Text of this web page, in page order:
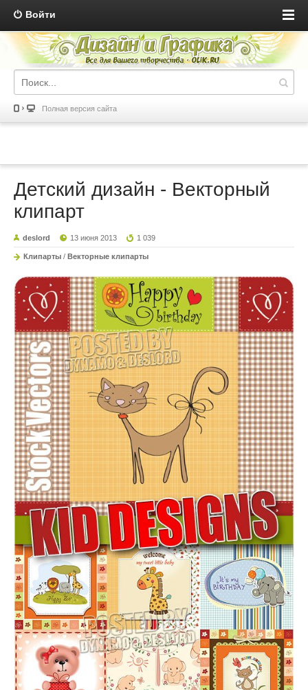
Войти
Полная версия сайта
Детский дизайн - Векторный
клипарт
deslord 13 июня 2013 1 039
Клипарты / Векторные клипарты